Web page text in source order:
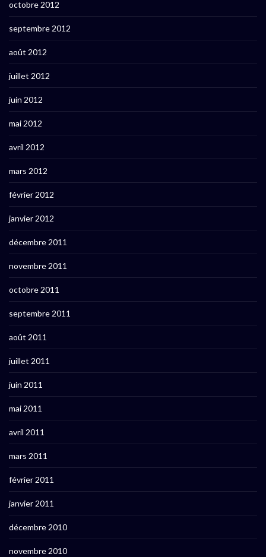
octobre 2012
septembre 2012
août 2012
juillet 2012
juin 2012
mai 2012
avril 2012
mars 2012
février 2012
janvier 2012
décembre 2011
novembre 2011
octobre 2011
septembre 2011
août 2011
juillet 2011
juin 2011
mai 2011
avril 2011
mars 2011
février 2011
janvier 2011
décembre 2010
novembre 2010